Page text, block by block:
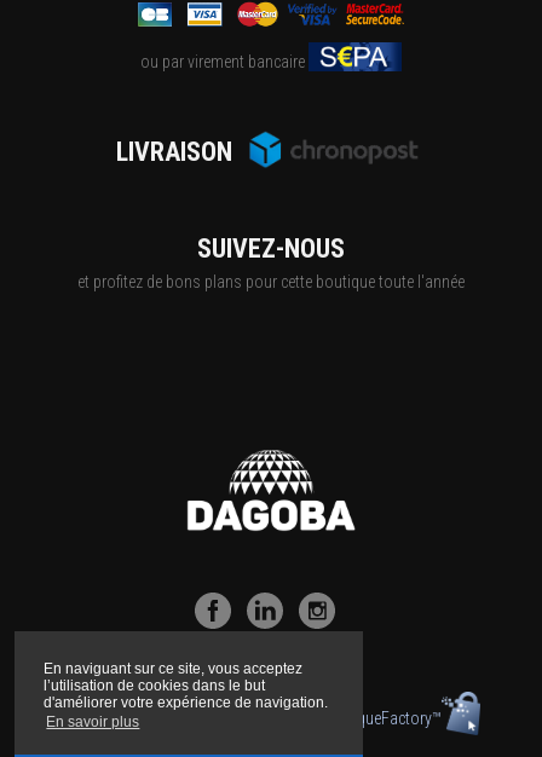
En naviguant sur ce site, vous acceptez
l’utilisation de cookies dans le but
d'améliorer votre expérience de navigation.
En savoir plus
ou par virement bancaire
LIVRAISON
SUIVEZ-NOUS
et profitez de bons plans pour cette boutique toute l'année
Boutique propulsée par la technologie BoutiqueFactory™